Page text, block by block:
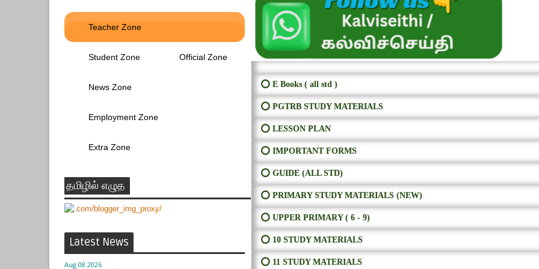
Teacher Zone
Student Zone Official Zone
News Zone
Employment Zone
Extra Zone
தமிழில் எழுத
Latest News
Aug 08 2026
⭕ E Books ( all std )
⭕ PGTRB STUDY MATERIALS
⭕ LESSON PLAN
⭕ IMPORTANT FORMS
⭕ GUIDE (ALL STD)
⭕ PRIMARY STUDY MATERIALS (NEW)
⭕ UPPER PRIMARY ( 6 - 9)
⭕ 10 STUDY MATERIALS
⭕ 11 STUDY MATERIALS